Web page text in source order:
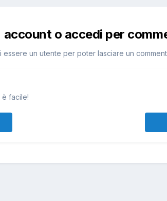
account o accedi per
essere un utente per poter lasciare un
è facile!